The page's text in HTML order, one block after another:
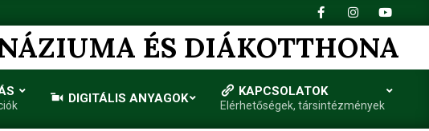
ÉS DIÁKOTTHONA
DIGITÁLIS ANYAGOK KAPCSOLATOK
Elérhetőségek, társintézmények